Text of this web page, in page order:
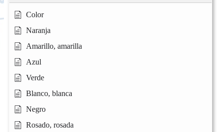
Color
Naranja
Amarillo, amarilla
Azul
Verde
Blanco, blanca
Negro
Rosado, rosada